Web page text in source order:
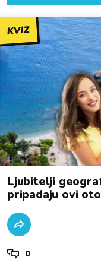
KVIZ
Ljubitelji
pripadaju ovi
0